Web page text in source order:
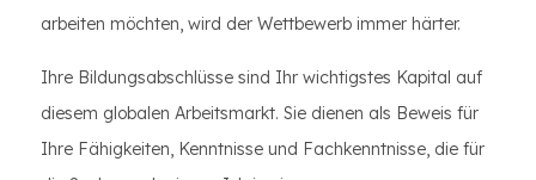
arbeiten möchten, wird der Wettbewerb immer härter.
Ihre Bildungsabschlüsse sind Ihr wichtigstes Kapital auf
diesem globalen Arbeitsmarkt. Sie dienen als Beweis für
Ihre Fähigkeiten, Kenntnisse und Fachkenntnisse, die für